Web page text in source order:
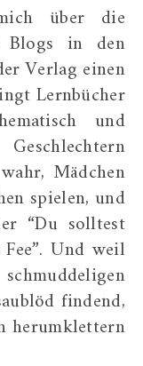
Blogs in den
Verlag einen
Lernbücher
und
Mädchen
spielen, und
“Du solltest
Und weil
findend,
herumklettern